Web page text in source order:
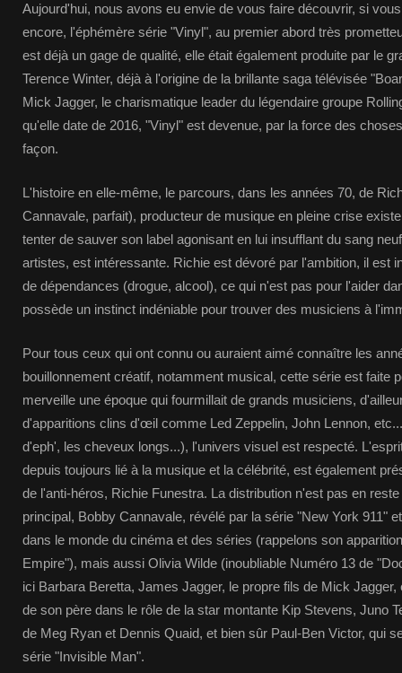
Aujourd'hui, nous avons eu envie de vous faire découvrir, si
encore, l'éphémère série "Vinyl", au premier abord très
est déjà un gage de qualité, elle était également produite par le
Terence Winter, déjà à l'origine de la brillante saga télévisée
Mick Jagger, le charismatique leader du légendaire groupe
qu'elle date de 2016, "Vinyl" est devenue, par la force des
façon.
L'histoire en elle-même, le parcours, dans les années 70, de
Cannavale, parfait), producteur de musique en pleine crise
tenter de sauver son label agonisant en lui insufflant du sang
artistes, est intéressante. Richie est dévoré par l'ambition, il est
de dépendances (drogue, alcool), ce qui n'est pas pour l'aider
possède un instinct indéniable pour trouver des musiciens à
Pour tous ceux qui ont connu ou auraient aimé connaître les
bouillonnement créatif, notamment musical, cette série est faite
merveille une époque qui fourmillait de grands musiciens,
d'apparitions clins d'œil comme Led Zeppelin, John Lennon,
d'eph', les cheveux longs...), l'univers visuel est respecté.
depuis toujours lié à la musique et la célébrité, est également
de l'anti-héros, Richie Funestra. La distribution n'est pas en
principal, Bobby Cannavale, révélé par la série "New York 911"
dans le monde du cinéma et des séries (rappelons son
Empire"), mais aussi Olivia Wilde (inoubliable Numéro 13 de
ici Barbara Beretta, James Jagger, le propre fils de Mick
de son père dans le rôle de la star montante Kip Stevens, Juno
de Meg Ryan et Dennis Quaid, et bien sûr Paul-Ben Victor, qui
série "Invisible Man".